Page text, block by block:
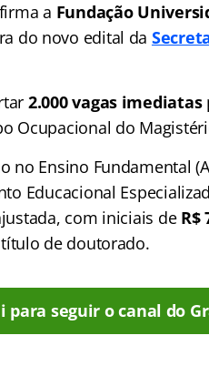
a Fundação
do novo edital da
2.000 vagas imediatas
Ocupacional do
no Ensino Fundamental
Educacional
com iniciais de R$
de doutorado.
para seguir o canal do